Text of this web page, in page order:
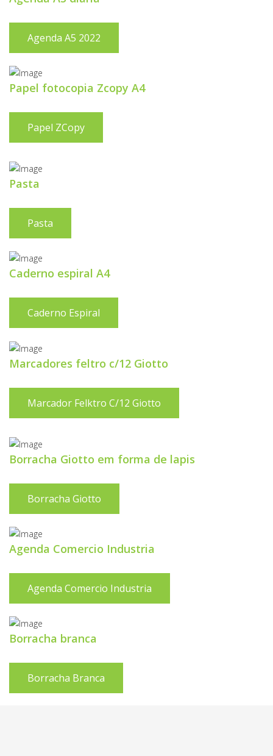
Agenda A5 2022
Papel fotocopia Zcopy A4
Papel ZCopy
Pasta
Pasta
Caderno espiral A4
Caderno Espiral
Marcadores feltro c/12 Giotto
Marcador Felktro C/12 Giotto
Borracha Giotto em forma de lapis
Borracha Giotto
Agenda Comercio Industria
Agenda Comercio Industria
Borracha branca
Borracha Branca